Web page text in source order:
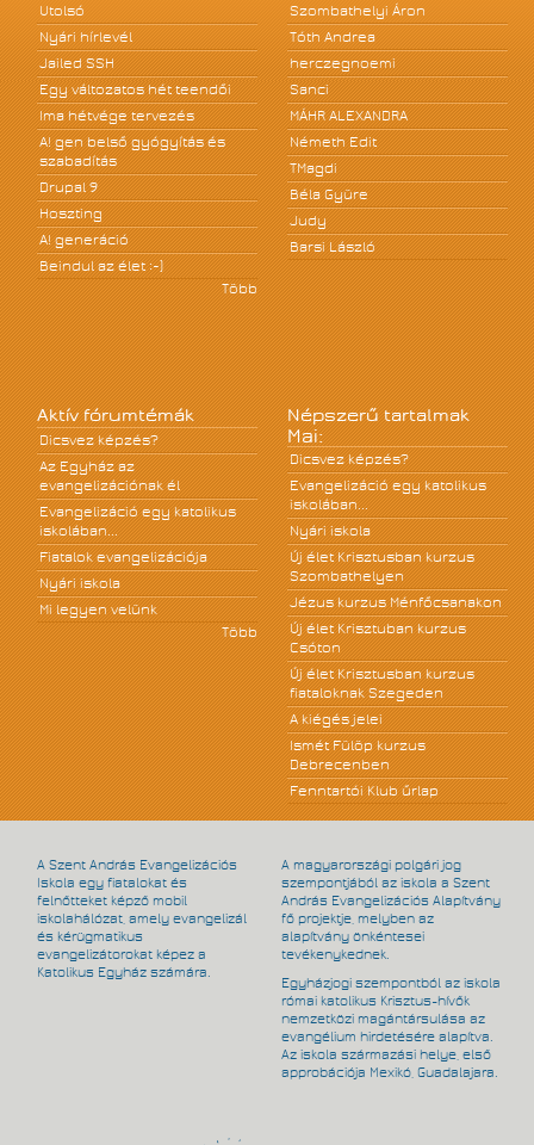
Utolsó
Nyári hírlevél
Jailed SSH
Egy változatos hét teendői
Ima hétvége tervezés
A! gen belső gyógyítás és
szabadítás
Drupal 9
Hoszting
A! generáció
Beindul az élet :-)
Több
Szombathelyi Áron
Tóth Andrea
herczegnoemi
Sanci
MÁHR ALEXANDRA
Németh Edit
TMagdi
Béla Gyüre
Judy
Barsi László
Aktív fórumtémák
Dicsvez képzés?
Az Egyház az
evangelizációnak él
Evangelizáció egy katolikus
iskolában...
Fiatalok evangelizációja
Nyári iskola
Mi legyen velünk
Több
Népszerű tartalmak
Mai:
Dicsvez képzés?
Evangelizáció egy katolikus
iskolában...
Nyári iskola
Új élet Krisztusban kurzus
Szombathelyen
Jézus kurzus Ménfőcsanakon
Új élet Krisztuban kurzus
Csóton
Új élet Krisztusban kurzus
fiataloknak Szegeden
A kiégés jelei
Ismét Fülöp kurzus
Debrecenben
Fenntartói Klub űrlap
A Szent András Evangelizációs
Iskola egy fiatalokat és
felnőtteket képző mobil
iskolahálózat, amely evangelizál
és kérügmatikus
evangelizátorokat képez a
Katolikus Egyház számára.
A magyarországi polgári jog
szempontjából az iskola a Szent
András Evangelizációs Alapítvány
fő projektje, melyben az
alapítvány önkéntesei
tevékenykednek.
Egyházjogi szempontból az iskola
római katolikus Krisztus-hívők
nemzetközi magántársulása az
evangélium hirdetésére alapítva.
Az iskola származási helye, első
approbációja Mexikó, Guadalajara.